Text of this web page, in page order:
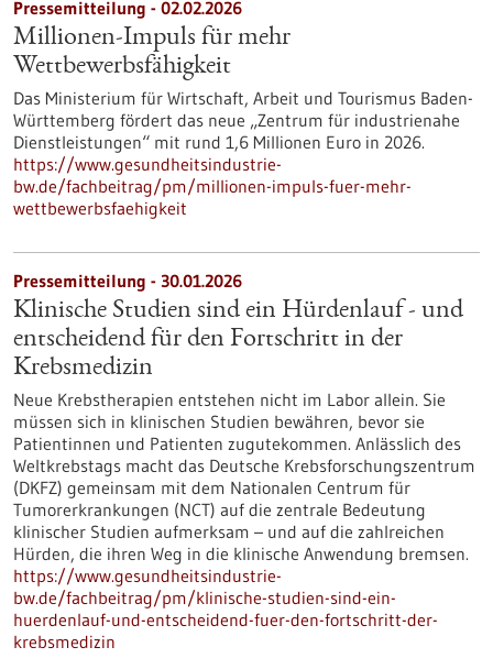
Pressemitteilung - 02.02.2026
Millionen-Impuls für mehr
Wettbewerbsfähigkeit
Das Ministerium für Wirtschaft, Arbeit und Tourismus Baden-
Württemberg fördert das neue „Zentrum für industrienahe
Dienstleistungen“ mit rund 1,6 Millionen Euro in 2026.
https://www.gesundheitsindustrie-
bw.de/fachbeitrag/pm/millionen-impuls-fuer-mehr-
wettbewerbsfaehigkeit
Pressemitteilung - 30.01.2026
Klinische Studien sind ein Hürdenlauf - und
entscheidend für den Fortschritt in der
Krebsmedizin
Neue Krebstherapien entstehen nicht im Labor allein. Sie
müssen sich in klinischen Studien bewähren, bevor sie
Patientinnen und Patienten zugutekommen. Anlässlich des
Weltkrebstags macht das Deutsche Krebsforschungszentrum
(DKFZ) gemeinsam mit dem Nationalen Centrum für
Tumorerkrankungen (NCT) auf die zentrale Bedeutung
klinischer Studien aufmerksam – und auf die zahlreichen
Hürden, die ihren Weg in die klinische Anwendung bremsen.
https://www.gesundheitsindustrie-
bw.de/fachbeitrag/pm/klinische-studien-sind-ein-
huerdenlauf-und-entscheidend-fuer-den-fortschritt-der-
krebsmedizin